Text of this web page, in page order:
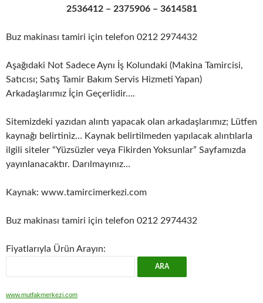
2536412 – 2375906 – 3614581
Buz makinası tamiri için telefon 0212 2974432
Aşağıdaki Not Sadece Aynı İş Kolundaki (Makina Tamircisi,
Satıcısı; Satış Tamir Bakım Servis Hizmeti Yapan)
Arkadaşlarımız İçin Geçerlidir….
Sitemizdeki yazıdan alıntı yapacak olan arkadaşlarımız; Lütfen
kaynağı belirtiniz… Kaynak belirtilmeden yapılacak alıntılarla
ilgili siteler “Yüzsüzler veya Fikirden Yoksunlar” Sayfamızda
yayınlanacaktır. Darılmayınız…
Kaynak: www.tamircimerkezi.com
Buz makinası tamiri için telefon 0212 2974432
Fiyatlarıyla Ürün Arayın:
www.mutfakmerkezi.com